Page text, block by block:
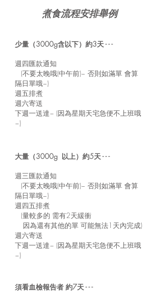
煮食流程安排舉例
少量（3000g含以下）約3天 - - -
週四匯款通知
(不要太晚哦(中午前)~ 否則如滿單 會算
隔日單哦~)
週五排煮
週六寄送
下週一送達~ (因為星期天宅急便不上班哦
~)
大量（3000g 以上）約5天 - - -
週三匯款通知
(不要太晚哦(中午前)~ 否則如滿單 會算
隔日單哦~)
週四五排煮
(量較多的 需有2天緩衝
因為還有其他的單 可能無法1天內完成)
週六寄送
下週一送達~ (因為星期天宅急便不上班哦
~)
須看血檢報告者 約7天 - - -